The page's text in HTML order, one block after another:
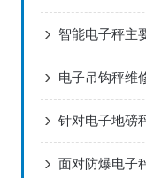
电子吊钩秤维
针对电子地磅
面对防爆电子